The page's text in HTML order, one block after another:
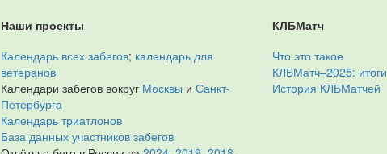
Наши проекты
Календарь всех забегов; календарь для
ветеранов
Календари забегов вокруг Москвы и Санкт-
Петербурга
Календарь триатлонов
База данных участников забегов
КЛБМатч
Что это такое
КЛБМатч–2025: итоги
История КЛБМатчей